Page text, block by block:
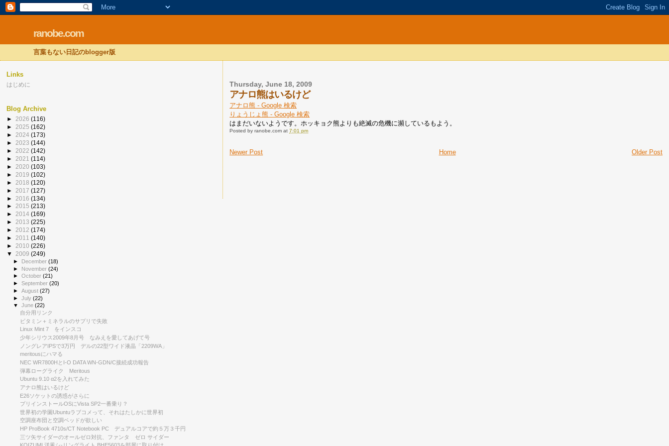
ranobe.com
言葉もない日記のblogger版
Thursday, June 18, 2009
アナロ熊はいるけど
アナロ熊 - Google 検索
りょうじょ熊 - Google 検索
はまだいないようです。ホッキョク熊よりも絶滅の危機に瀕しているもよう。
Posted byranobe.com at7:01 pm
Newer Post Older Post
Home
Links
はじめに
Blog Archive
► 2026 (116)
► 2025 (162)
► 2024 (173)
► 2023 (144)
► 2022 (142)
► 2021 (114)
► 2020 (103)
► 2019 (102)
► 2018 (120)
► 2017 (127)
► 2016 (134)
► 2015 (213)
► 2014 (169)
► 2013 (225)
► 2012 (174)
► 2011 (140)
► 2010 (226)
▼ 2009 (249)
► December(18)
► November(24)
►October(21)
►September(20)
►August(27)
►July(22)
▼June(22)
自分用リンク
ビタミン＋ミネラルのサプリで失敗
Linux Mint 7 をインスコ
少年シリウス2009年8月号 なみえを愛してあげて号
ノングレアIPSで3万円 デルの22型ワイド液晶「2209WA」
meritousにハマる
NEC WR7800HとI-O DATA WN-GDN/C接続成功報告
弾幕ローグライク Meritous
Ubuntu 9.10 α2を入れてみた
アナロ熊はいるけど
E26ソケットの誘惑がさらに
プリインストールOSにVista SP2一番乗り？
世界初の学園Ubuntuラブコメって、それはたしかに世界初
空調座布団と空調ベッドが欲しい
HP ProBook 4710s/CT Notebook PC デュアルコアで約５万３千円
三ツ矢サイダーのオールゼロ対抗、ファンタ ゼロ サイダー